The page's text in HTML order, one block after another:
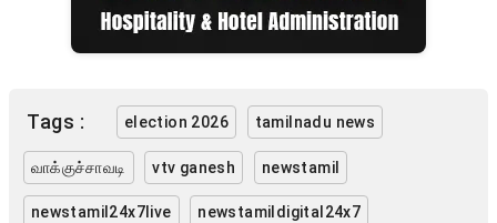
Tags : election 2026 tamilnadu news
வாக்குச்சாவடி vtv ganesh newstamil
newstamil24x7live newstamildigital24x7